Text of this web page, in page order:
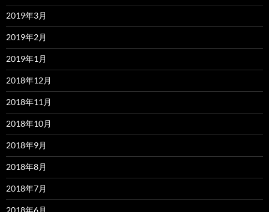
2019年3月
2019年2月
2019年1月
2018年12月
2018年11月
2018年10月
2018年9月
2018年8月
2018年7月